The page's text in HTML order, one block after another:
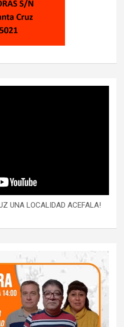
UNA LOCALIDAD ACEFALA!